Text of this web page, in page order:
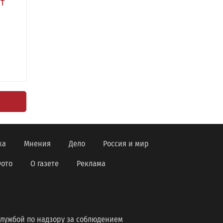
Мнения Дело Россия и мир
О газете Реклама
по надзору за соблюдением